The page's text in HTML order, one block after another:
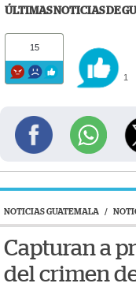
ÚLTIMAS NOTICIAS DE
15
1
NOTICIAS GUATEMALA /
Capturan a
del crimen